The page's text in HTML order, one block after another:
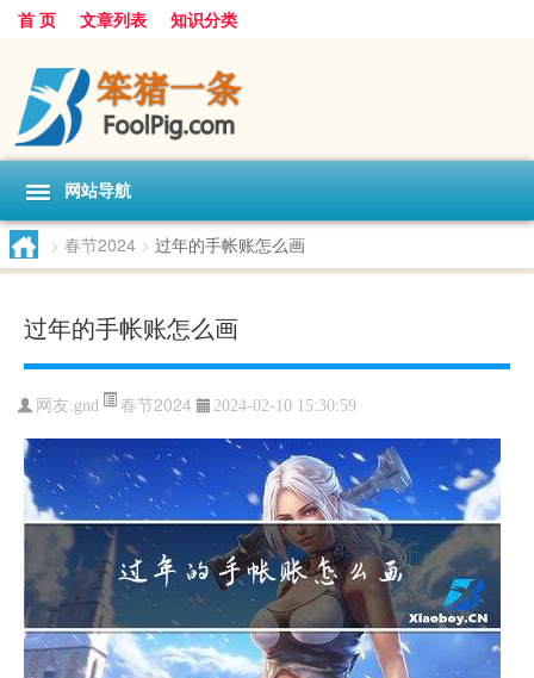
首 页 文章列表 知识分类
网站导航
> 春节2024 > 过年的手帐账怎么画
过年的手帐账怎么画
网友:gnd 春节2024 2024-02-10 15:30:59